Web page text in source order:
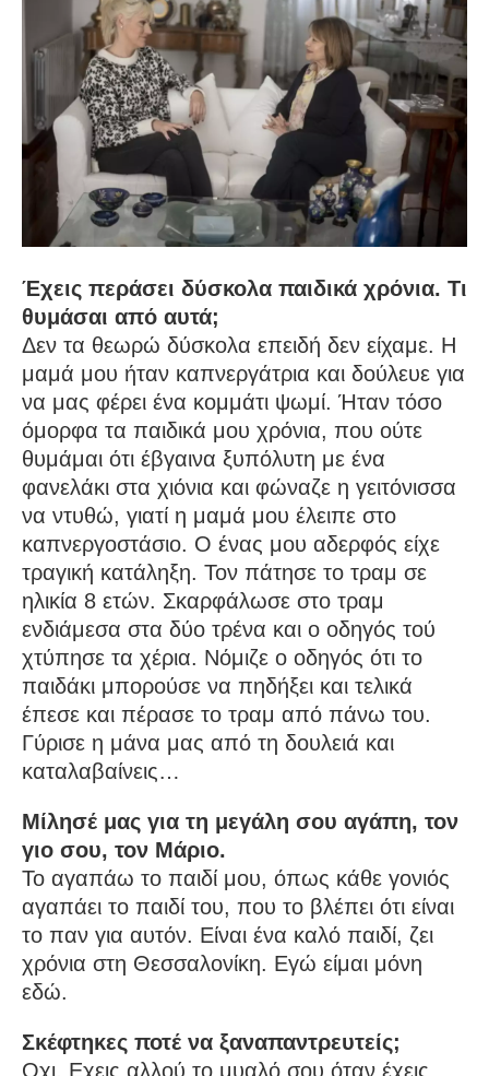
Έχεις περάσει δύσκολα παιδικά χρόνια. Τι
θυμάσαι από αυτά;
Δεν τα θεωρώ δύσκολα επειδή δεν είχαμε. Η
μαμά μου ήταν καπνεργάτρια και δούλευε για
να μας φέρει ένα κομμάτι ψωμί. Ήταν τόσο
όμορφα τα παιδικά μου χρόνια, που ούτε
θυμάμαι ότι έβγαινα ξυπόλυτη με ένα
φανελάκι στα χιόνια και φώναζε η γειτόνισσα
να ντυθώ, γιατί η μαμά μου έλειπε στο
καπνεργοστάσιο. Ο ένας μου αδερφός είχε
τραγική κατάληξη. Τον πάτησε το τραμ σε
ηλικία 8 ετών. Σκαρφάλωσε στο τραμ
ενδιάμεσα στα δύο τρένα και ο οδηγός τού
χτύπησε τα χέρια. Νόμιζε ο οδηγός ότι το
παιδάκι μπορούσε να πηδήξει και τελικά
έπεσε και πέρασε το τραμ από πάνω του.
Γύρισε η μάνα μας από τη δουλειά και
καταλαβαίνεις…
Μίλησέ μας για τη μεγάλη σου αγάπη, τον
γιο σου, τον Μάριο.
Το αγαπάω το παιδί μου, όπως κάθε γονιός
αγαπάει το παιδί του, που το βλέπει ότι είναι
το παν για αυτόν. Είναι ένα καλό παιδί, ζει
χρόνια στη Θεσσαλονίκη. Εγώ είμαι μόνη
εδώ.
Σκέφτηκες ποτέ να ξαναπαντρευτείς;
Οχι. Εχεις αλλού το μυαλό σου όταν έχεις